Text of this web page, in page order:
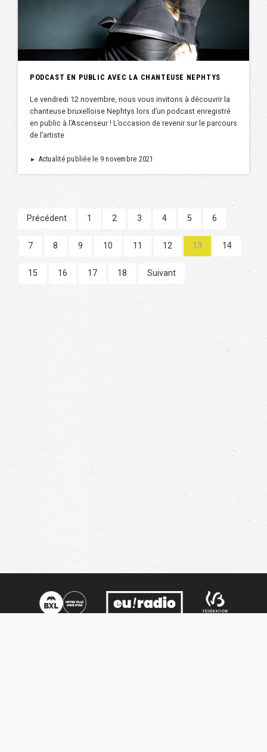
PODCAST EN PUBLIC AVEC LA CHANTEUSE NEPHTYS
Le vendredi 12 novembre, nous vous invitons à découvrir la
chanteuse bruxelloise Nephtys lors d’un podcast enregistré
en public à l’Ascenseur ! L’occasion de revenir sur le parcours
de l’artiste
► Actualité publiée le 9 novembre 2021
Précédent 1 2 3 4 5 6
7 8 9 10 11 12 13 14
15 16 17 18 Suivant